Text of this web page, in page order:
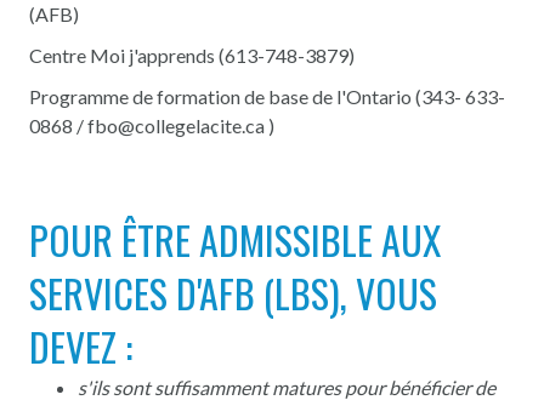
(AFB)
Centre Moi j'apprends (613-748-3879)
Programme de formation de base de l'Ontario (343- 633-
0868 /fbo@collegelacite.ca )
POUR ÊTRE ADMISSIBLE AUX
SERVICES D'AFB (LBS), VOUS
DEVEZ :
s'ils sont suffisamment matures pour bénéficier de